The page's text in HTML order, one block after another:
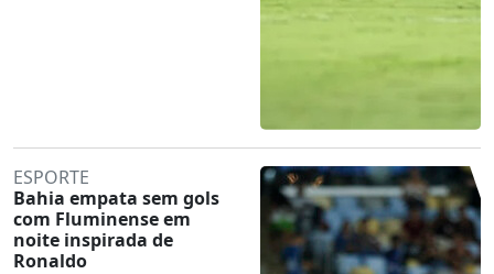
ESPORTE
Bahia empata sem gols
com Fluminense em
noite inspirada de
Ronaldo